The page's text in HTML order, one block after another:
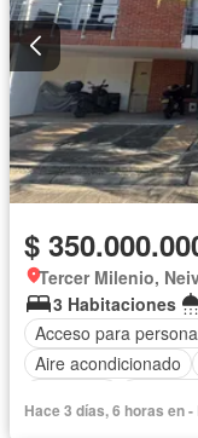
$
Tercer Milenio,
3 Habitaciones
Acceso para
Aire acondicionado
Electricidad
Hace 3 días, 6 horas en